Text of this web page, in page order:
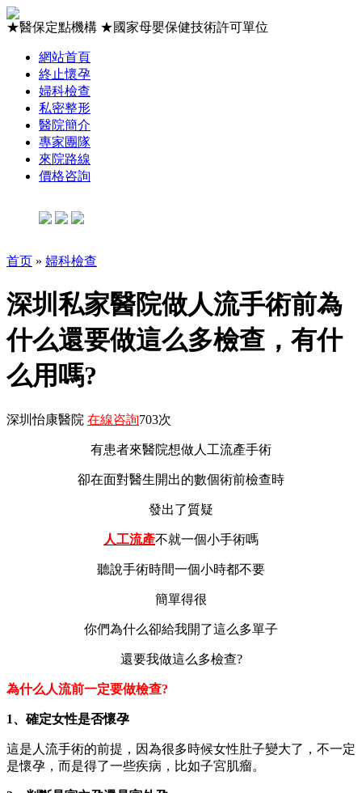
★醫保定點機構 ★國家母嬰保健技術許可單位
網站首頁
終止懷孕
婦科檢查
私密整形
醫院簡介
專家團隊
來院路線
價格咨詢
首页 » 婦科檢查
深圳私家醫院做人流手術前為
什么還要做這么多檢查，有什
么用嗎?
深圳怡康醫院 在線咨詢703次
有患者來醫院想做人工流產手術
卻在面對醫生開出的數個術前檢查時
發出了質疑
人工流產不就一個小手術嗎
聽說手術時間一個小時都不要
簡單得很
你們為什么卻給我開了這么多單子
還要我做這么多檢查?
為什么人流前一定要做檢查?
1、確定女性是否懷孕
這是人流手術的前提，因為很多時候女性肚子變大了，不一定
是懷孕，而是得了一些疾病，比如子宮肌瘤。